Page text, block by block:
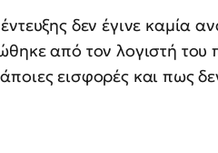
δεν έγινε καμία
από τον λογιστή
εισφορές και πως